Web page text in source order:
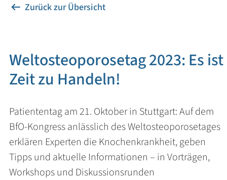
Zurück zur Übersicht
Weltosteoporosetag 2023: Es ist
Zeit zu Handeln!
Patiententag am 21. Oktober in Stuttgart: Auf dem
BfO-Kongress anlässlich des Weltosteoporosetages
erklären Experten die Knochenkrankheit, geben
Tipps und aktuelle Informationen – in Vorträgen,
Workshops und Diskussionsrunden